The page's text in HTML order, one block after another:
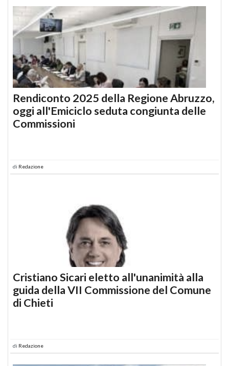
Rendiconto 2025 della Regione Abruzzo,
oggi all'Emiciclo seduta congiunta delle
Commissioni
di Redazione
Cristiano Sicari eletto all'unanimità alla
guida della VII Commissione del Comune
di Chieti
di Redazione